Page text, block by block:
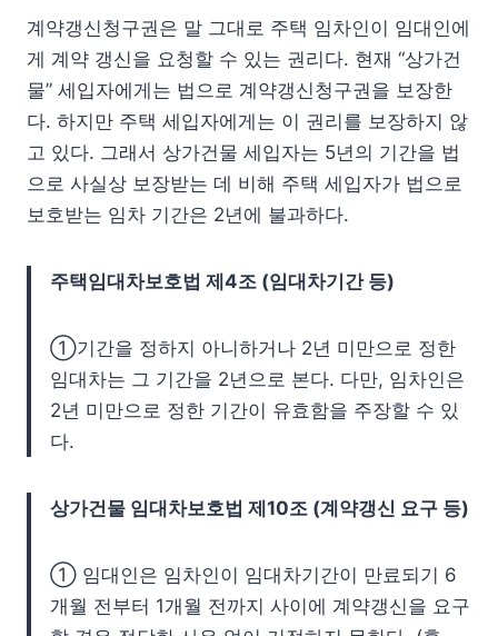
계약갱신청구권은 말 그대로 주택 임차인이 임대인에
게 계약 갱신을 요청할 수 있는 권리다. 현재 “상가건
물” 세입자에게는 법으로 계약갱신청구권을 보장한
다. 하지만 주택 세입자에게는 이 권리를 보장하지 않
고 있다. 그래서 상가건물 세입자는 5년의 기간을 법
으로 사실상 보장받는 데 비해 주택 세입자가 법으로
보호받는 임차 기간은 2년에 불과하다.
주택임대차보호법 제4조 (임대차기간 등)
①기간을 정하지 아니하거나 2년 미만으로 정한
임대차는 그 기간을 2년으로 본다. 다만, 임차인은
2년 미만으로 정한 기간이 유효함을 주장할 수 있
다.
상가건물 임대차보호법 제10조 (계약갱신 요구 등)
① 임대인은 임차인이 임대차기간이 만료되기 6
개월 전부터 1개월 전까지 사이에 계약갱신을 요구